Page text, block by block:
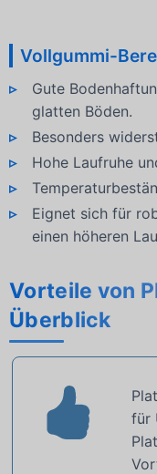
Vollgummi-
Gute
glatten Böden.
Besonders
Hohe Laufruhe
Eignet sich für
einen höheren
Vorteile von
Überblick
für